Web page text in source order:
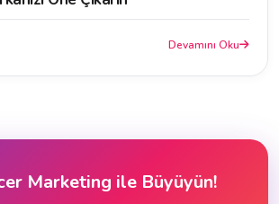
Devamını Oku
Marketing ile Büyüyün!